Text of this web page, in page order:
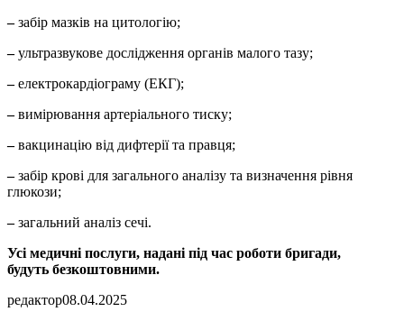
–забір мазків на цитологію;
–ультразвукове дослідження органів малого тазу;
–електрокардіограму (ЕКГ);
–вимірювання артеріального тиску;
–вакцинацію від дифтерії та правця;
–забір крові для загального аналізу та визначення рівня
глюкози;
–загальний аналіз сечі.
Усі медичні послуги, надані під час роботи бригади,
будуть безкоштовними.
редактор08.04.2025